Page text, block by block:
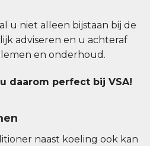
u niet alleen bijstaan bij de
adviseren en u achteraf
en onderhoud.
daarom perfect bij VSA!
naast koeling ook kan